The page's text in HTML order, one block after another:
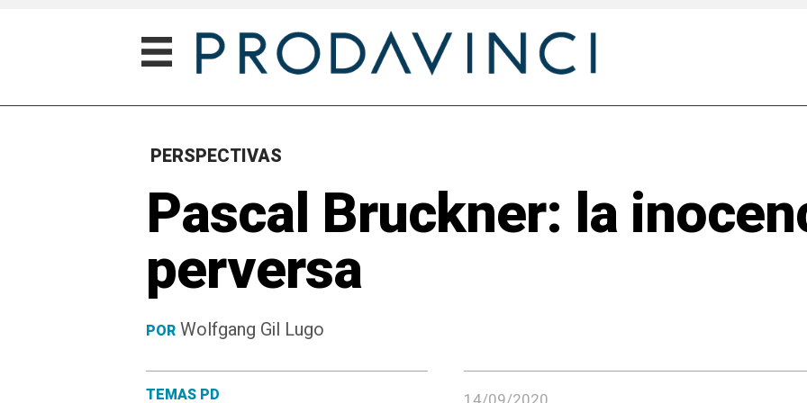
PERSPECTIVAS
Pascal Bruckner: la
perversa
POR Wolfgang Gil Lugo
TEMAS PD